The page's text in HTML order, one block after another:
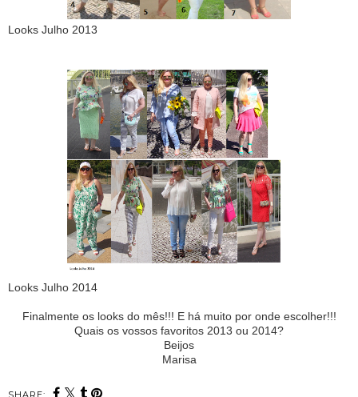
Looks Julho 2013
Looks Julho 2014
Finalmente os looks do mês!!! E há muito por onde escolher!!!
Quais os vossos favoritos 2013 ou 2014?
Beijos
Marisa